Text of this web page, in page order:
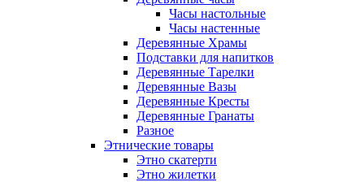
Часы настольные
Часы настенные
Деревянные Храмы
Подставки для напитков
Деревянные Тарелки
Деревянные Вазы
Деревянные Кресты
Деревянные Гранаты
Разное
Этнические товары
Этно скатерти
Этно жилетки